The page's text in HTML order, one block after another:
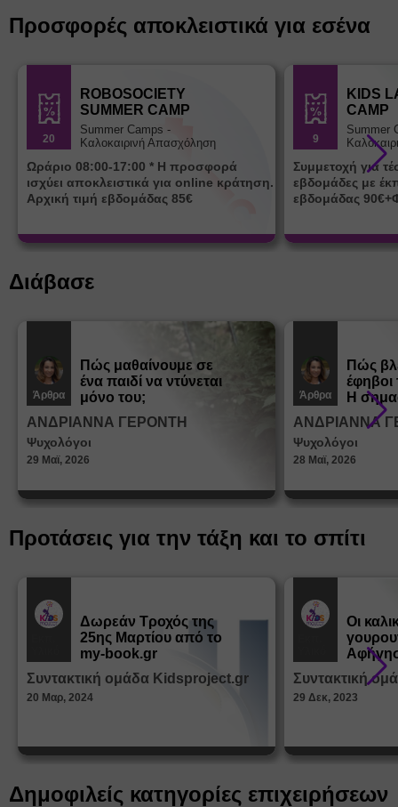
Προσφορές αποκλειστικά για εσένα
20
ROBOSOCIETY
SUMMER CAMP
Summer Camps -
Καλοκαιρινή Απασχόληση
Ωράριο 08:00-17:00 * Η προσφορά
ισχύει αποκλειστικά για online κράτηση.
Αρχική τιμή εβδομάδας 85€
9
KIDS
CAMP
Summer
Συμμετοχή για
εβδομάδες με
εβδομάδας
Διάβασε
Άρθρα
Πώς μαθαίνουμε σε
ένα παιδί να ντύνεται
μόνο του;
ΑΝΔΡΙΑΝΝΑ ΓΕΡΟΝΤΗ
Ψυχολόγοι
29 Μαϊ, 2026
Άρθρα
Πώς
Η
στη
ΑΝΔΡΙΑΝΝΑ
Ψυχολόγοι
28 Μαϊ, 2026
Προτάσεις για την τάξη και το σπίτι
Δωρεάν Tροχός της
25ης Μαρτίου από το
my-book.gr
Συντακτική ομάδα Kidsproject.gr
20 Μαρ, 2024
Οι
από τα
Συντακτική
29 Δεκ, 2023
Δημοφιλείς κατηγορίες επιχειρήσεων